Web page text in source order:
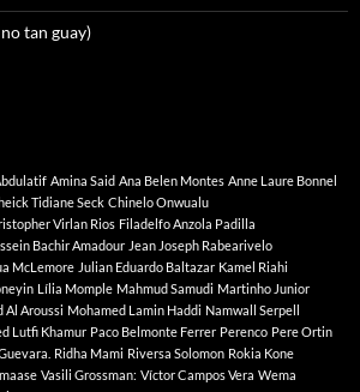
tan guay)
Amina Said Ana Belen Montes Anne Laure Bonnel
Tidiane Seck Chinelo Onwualu
Virlan Rios Filadelfo Anzola Padilla
Bachir Amadour Jean Joseph Rabearivelo
McLemore Julian Eduardo Baltazar Kamel Riahi
Lília Momple Mahmud Samudi Martinho Junior
Al Aroussi Mohamed Lamin Haddi Namwall Serpell
Lutfi Khamur Paco Belmonte Ferrer Perenco Pere Ortin
Ridha Mami Riversa Solomon Rokia Kone
Vasili Grossman: Víctor Campos Vera Wema